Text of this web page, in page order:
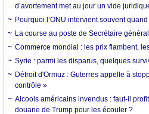
d’avortement met au jour un vide
Pourquoi l’ONU intervient souvent
La course au poste de Secrétaire
Commerce mondial : les prix flambent,
Syrie : parmi les disparus, quelques
Détroit d'Ormuz : Guterres appelle à
contrôle »
Alcools américains invendus : faut-il
douane de Trump pour les écouler ?